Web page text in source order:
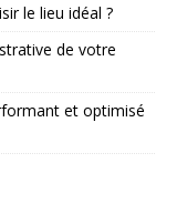
le lieu idéal ?
de votre
et optimisé